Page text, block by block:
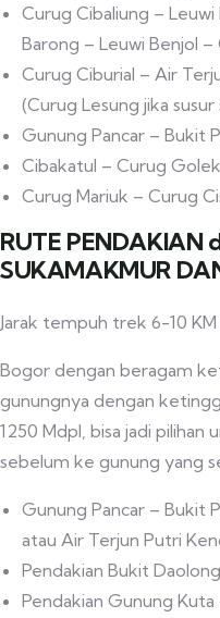
Curug Cibaliung –
Barong – Leuwi Benjol
Curug Ciburial – Air
(Curug Lesung jika susur
Gunung Pancar – Bukit
Cibakatul – Curug Golek
Curug Mariuk – Curug
RUTE PENDAKIAN
SUKAMAKMUR
Jarak tempuh trek 6-10 KM
Bogor dengan beragam
gunungnya dengan
1250 Mdpl, bisa jadi pilihan
sebelum ke gunung yang
Gunung Pancar – Bukit
atau Air Terjun Putri
Pendakian Bukit Daolong
Pendakian Gunung